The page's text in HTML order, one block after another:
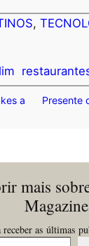
,
a
Presente
mais
Magazine
receber as últimas